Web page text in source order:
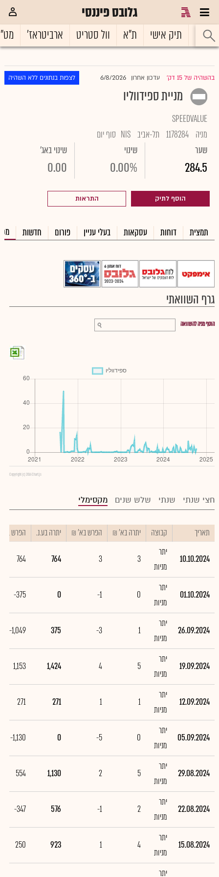
גלובס פיננסי
ראשי תיק אישי ת"א וול סטריט ארביטראז'
בהשהיה של 15 דק' עדכון אחרון 6/8/2026 לצפות בנתונים ללא השהיה
מניית ספידווליו
SPEEDVALUE
מניה 1178284 תל-אביב NIS סוף יום
שער
284.5
שינוי
0.00%
שינוי באג'
0.00
הוסף לתיק התראות
תמצית דוחות עסקאות בעלי עניין פורום חדשות
גרף השוואתי
הוסף מניה להשוואה
Copyright (c) 2016 Chart.js
חצי שנתי שנתי שלש שנים מקסימלי
תאריך קבוצה יתרה בא' ₪ הפרש בא' ₪ יתרה בע.נ. הפרש
10.10.2024
יתר
מניות
3
3
764
764
01.10.2024
יתר
מניות
0
-1
0
-375
26.09.2024
יתר
מניות
1
-3
375
-1,049
19.09.2024
יתר
מניות
5
4
1,424
1,153
12.09.2024
יתר
מניות
1
1
271
271
05.09.2024
יתר
מניות
0
-5
0
-1,130
29.08.2024
יתר
מניות
5
2
1,130
554
22.08.2024
יתר
מניות
2
-1
576
-347
15.08.2024
יתר
מניות
4
1
923
250
יתר